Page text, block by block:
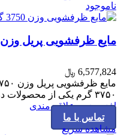
ناموجود
مایع ظرفشویی پریل وزن ۳۷۵۰ گرم اولترا
6,577,824 ﷼
۳۷۵۰ گرم یکی از محصولات درجه یک است که با
افزودن به علاقه مندی
تماس با ما
مشاهده سریع